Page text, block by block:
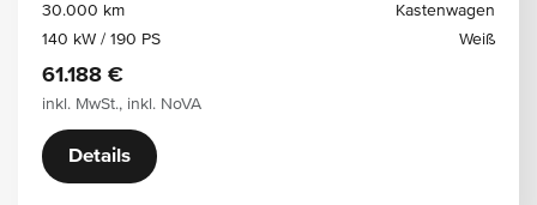
30.000 km
Kastenwagen
140 kW / 190 PS
Weiß
61.188 €
inkl. MwSt., inkl. NoVA
Details